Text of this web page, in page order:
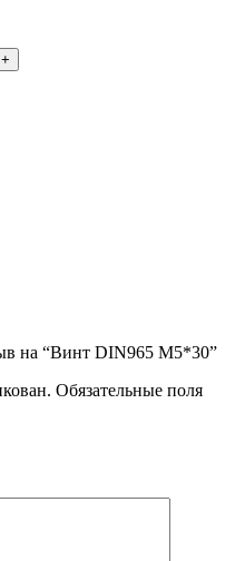
на “Винт DIN965 М5*30”
Обязательные поля